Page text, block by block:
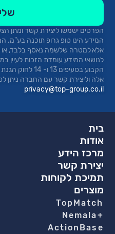
הפרטים ישמשו ליצירת קשר ומתן
המידע הינו טופגרופ תוכנה בע"מ.
אלא למטרה שלשמה נאסף בלבד, או
לנושאי המידע עומדת הזכות לעיין
הקבוע בסעיפים
אלה וליצירת קשר עם החברה ניתן
privacy@top-group.co.il
בית
אודות
מרכז הידע
יצירת קשר
תמיכת לקוחות
מוצרים
TopMatch
+Nemala
ActionBase